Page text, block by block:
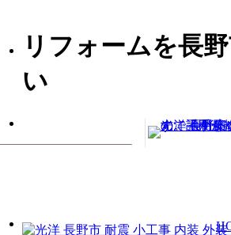
リフォームを長
い